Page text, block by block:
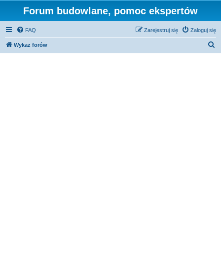
Forum budowlane, pomoc ekspertów
FAQ Zaloguj się
Zarejestruj się
Wykaz forów